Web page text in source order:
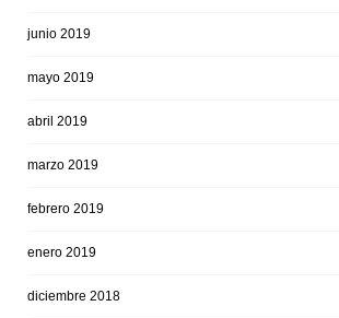
junio 2019
mayo 2019
abril 2019
marzo 2019
febrero 2019
enero 2019
diciembre 2018